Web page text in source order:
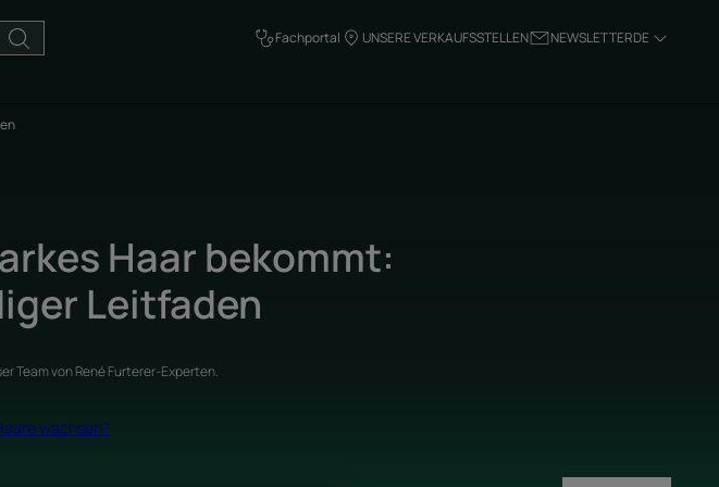
Fachportal UNSERE VERKAUFSSTELLEN NEWSLETTERDE
Haar bekommt:
Leitfaden
Team von René Furterer-Experten.
wachsen?